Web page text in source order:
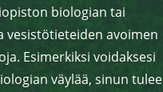
biologian tai
vesistötieteiden avoimen
Esimerkiksi voidaksesi
väylää, sinun tulee